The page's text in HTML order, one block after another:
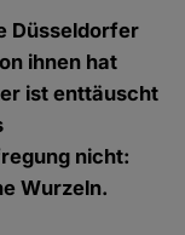
Düsseldorfer
ihnen hat
ist enttäuscht
nicht:
Wurzeln.